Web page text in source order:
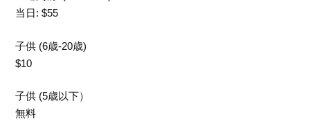
当日: $55
子供 (6歳-20歳)
$10
子供 (5歳以下）
無料